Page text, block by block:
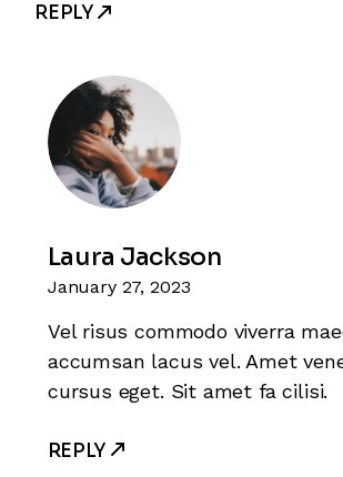
REPLY
Laura Jackson
January 27, 2023
Vel risus commodo viverra
accumsan lacus vel. Amet
cursus eget. Sit amet fa cilisi.
REPLY